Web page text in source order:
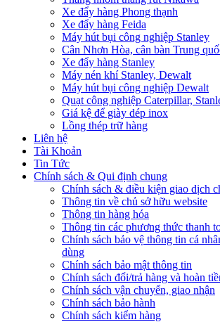
Xe đẩy hàng Phong thạnh
Xe đẩy hàng Feida
Máy hút bụi công nghiệp Stanley
Cân Nhơn Hòa, cân bàn Trung
Xe đẩy hàng Stanley
Máy nén khí Stanley, Dewalt
Máy hút bụi công nghiệp Dewalt
Quạt công nghiệp Caterpillar,
Giá kệ để giày dép inox
Lồng thép trữ hàng
Liên hệ
Tài Khoản
Tin Tức
Chính sách & Qui định chung
Chính sách & điều kiện giao dịch
Thông tin về chủ sở hữu website
Thông tin hàng hóa
Thông tin các phương thức thanh
Chính sách bảo vệ thông tin cá
dùng
Chính sách bảo mật thông tin
Chính sách đổi/trả hàng và hoàn
Chính sách vận chuyển, giao nhận
Chính sách bảo hành
Chính sách kiểm hàng